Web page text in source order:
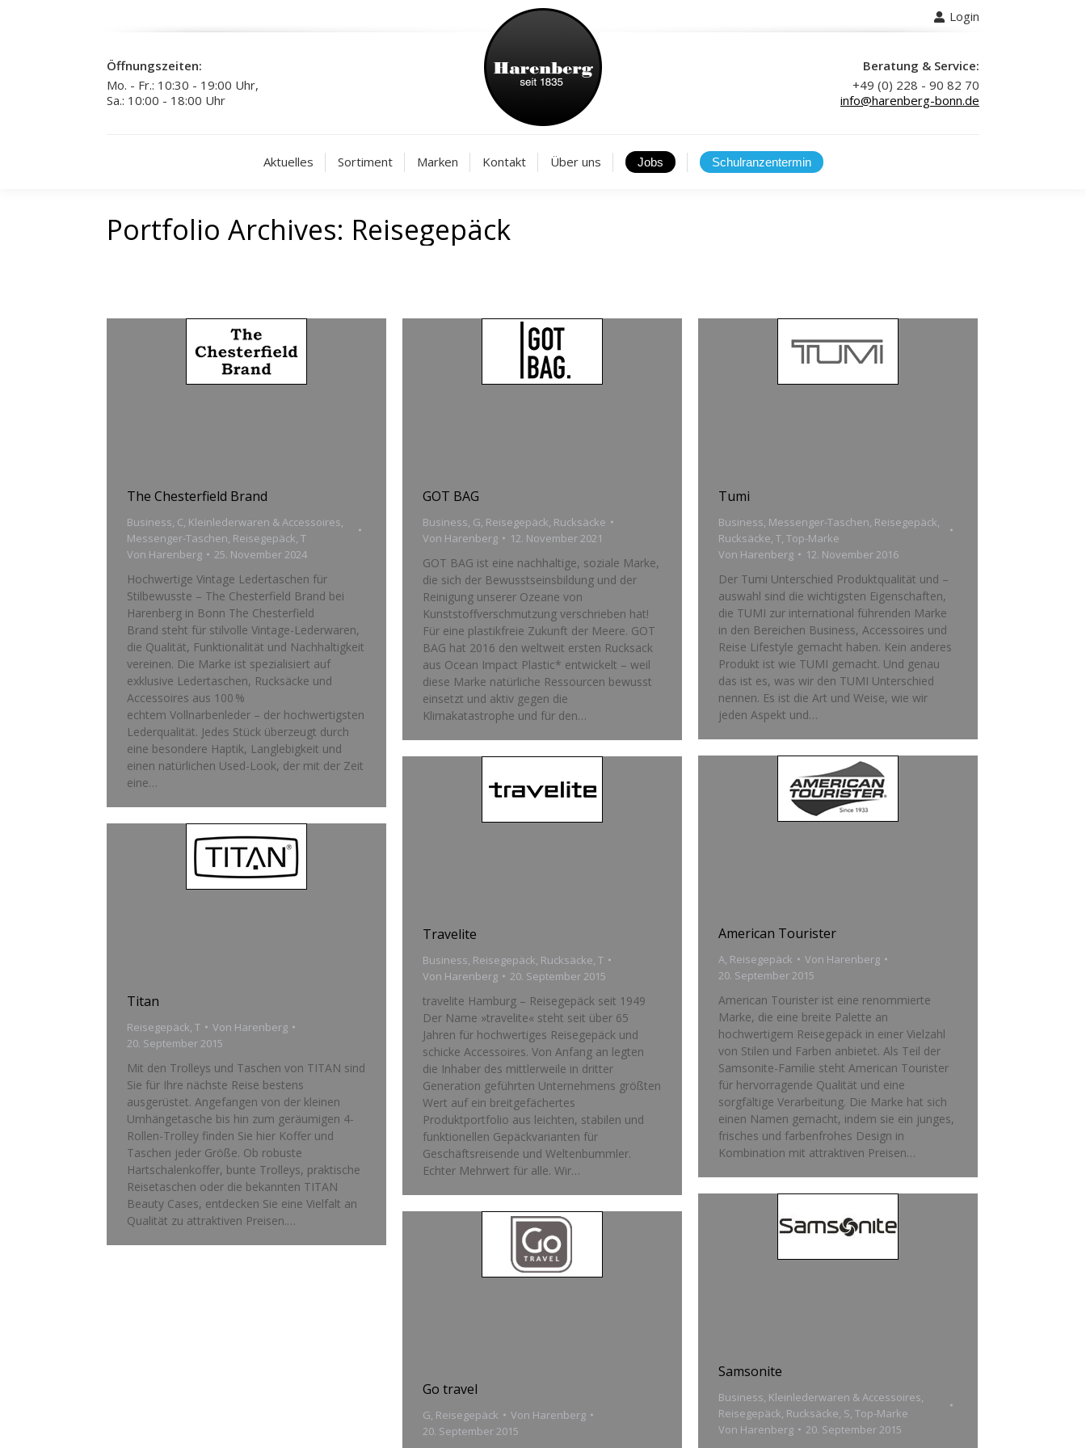
Login
Öffnungszeiten:
Mo. - Fr.: 10:30 - 19:00 Uhr,
Sa.: 10:00 - 18:00 Uhr
Beratung & Service:
+49 (0) 228 - 90 82 70
info@harenberg-bonn.de
Aktuelles Sortiment Marken Kontakt Über uns
Portfolio Archives: Reisegepäck
The Chesterfield Brand
Business, C, Kleinlederwaren & Accessoires,
Messenger-Taschen, Reisegepäck, T
Von Harenberg 25. November 2024
Hochwertige Vintage Ledertaschen für
Stilbewusste – The Chesterfield Brand bei
Harenberg in Bonn The Chesterfield
Brand steht für stilvolle Vintage-Lederwaren,
die Qualität, Funktionalität und Nachhaltigkeit
vereinen. Die Marke ist spezialisiert auf
exklusive Ledertaschen, Rucksäcke und
Accessoires aus 100 %
echtem Vollnarbenleder – der hochwertigsten
Lederqualität. Jedes Stück überzeugt durch
eine besondere Haptik, Langlebigkeit und
einen natürlichen Used-Look, der mit der Zeit
eine…
GOT BAG
Business, G, Reisegepäck, Rucksäcke
Von Harenberg 12. November 2021
GOT BAG ist eine nachhaltige, soziale Marke,
die sich der Bewusstseinsbildung und der
Reinigung unserer Ozeane von
Kunststoffverschmutzung verschrieben hat!
Für eine plastikfreie Zukunft der Meere. GOT
BAG hat 2016 den weltweit ersten Rucksack
aus Ocean Impact Plastic* entwickelt – weil
diese Marke natürliche Ressourcen bewusst
einsetzt und aktiv gegen die
Klimakatastrophe und für den…
Tumi
Business, Messenger-Taschen, Reisegepäck,
Rucksäcke, T, Top-Marke
Von Harenberg 12. November 2016
Der Tumi Unterschied Produktqualität und –
auswahl sind die wichtigsten Eigenschaften,
die TUMI zur international führenden Marke
in den Bereichen Business, Accessoires und
Reise Lifestyle gemacht haben. Kein anderes
Produkt ist wie TUMI gemacht. Und genau
das ist es, was wir den TUMI Unterschied
nennen. Es ist die Art und Weise, wie wir
jeden Aspekt und…
American Tourister
A, Reisegepäck Von Harenberg
20. September 2015
American Tourister ist eine renommierte
Marke, die eine breite Palette an
hochwertigem Reisegepäck in einer Vielzahl
von Stilen und Farben anbietet. Als Teil der
Samsonite-Familie steht American Tourister
für hervorragende Qualität und eine
sorgfältige Verarbeitung. Die Marke hat sich
einen Namen gemacht, indem sie ein junges,
frisches und farbenfrohes Design in
Kombination mit attraktiven Preisen…
Travelite
Business, Reisegepäck, Rucksäcke, T
Von Harenberg 20. September 2015
travelite Hamburg – Reisegepäck seit 1949
Der Name »travelite« steht seit über 65
Jahren für hochwertiges Reisegepäck und
schicke Accessoires. Von Anfang an legten
die Inhaber des mittlerweile in dritter
Generation geführten Unternehmens größten
Wert auf ein breitgefächertes
Produktportfolio aus leichten, stabilen und
funktionellen Gepäckvarianten für
Geschäftsreisende und Weltenbummler.
Echter Mehrwert für alle. Wir…
Titan
Reisegepäck, T Von Harenberg
20. September 2015
Mit den Trolleys und Taschen von TITAN sind
Sie für Ihre nächste Reise bestens
ausgerüstet. Angefangen von der kleinen
Umhängetasche bis hin zum geräumigen 4-
Rollen-Trolley finden Sie hier Koffer und
Taschen jeder Größe. Ob robuste
Hartschalenkoffer, bunte Trolleys, praktische
Reisetaschen oder die bekannten TITAN
Beauty Cases, entdecken Sie eine Vielfalt an
Qualität zu attraktiven Preisen.…
Samso­nite
Business, Kleinlederwaren & Accessoires,
Reisegepäck, Rucksäcke, S, Top-Marke
Von Harenberg 20. September 2015
Go travel
G, Reisegepäck Von Harenberg
20. September 2015
Sortiment Marken